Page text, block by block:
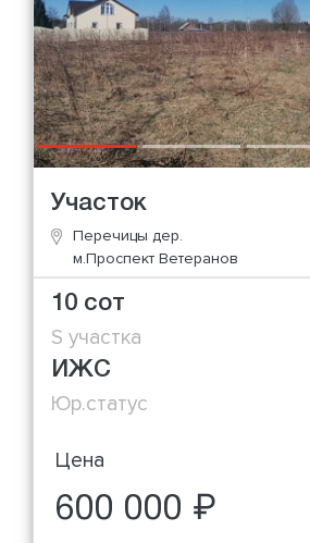
Участок
Перечицы дер.
м.Проспект Ветеранов
10 сот
S участка
ИЖС
Юр.статус
Цена
600 000 ₽